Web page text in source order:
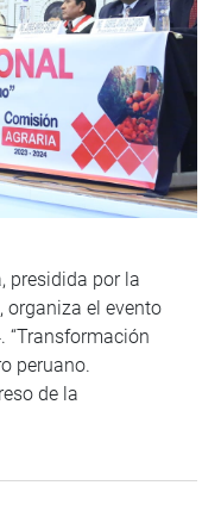
presidida por la
organiza el evento
“Transformación
peruano.
de la